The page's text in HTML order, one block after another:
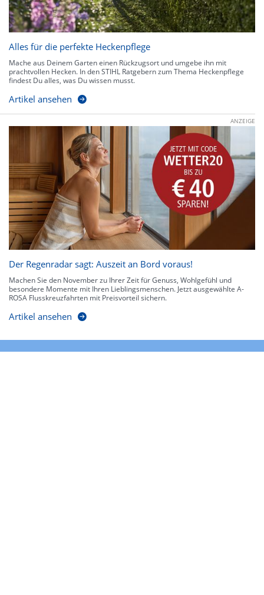
Alles für die perfekte Heckenpflege
Mache aus Deinem Garten einen Rückzugsort und umgebe ihn mit
prachtvollen Hecken. In den STIHL Ratgebern zum Thema Heckenpflege
findest Du alles, was Du wissen musst.
Artikel ansehen
ANZEIGE
Der Regenradar sagt: Auszeit an Bord voraus!
Machen Sie den November zu Ihrer Zeit für Genuss, Wohlgefühl und
besondere Momente mit Ihren Lieblingsmenschen. Jetzt ausgewählte A-
ROSA Flusskreuzfahrten mit Preisvorteil sichern.
Artikel ansehen